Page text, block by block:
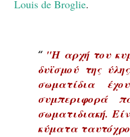
Louis de Broglie.
"Η αρχή του
δυϊσμού της
σωματίδια
συμπεριφορά
σωματιδιακή.
κύματα